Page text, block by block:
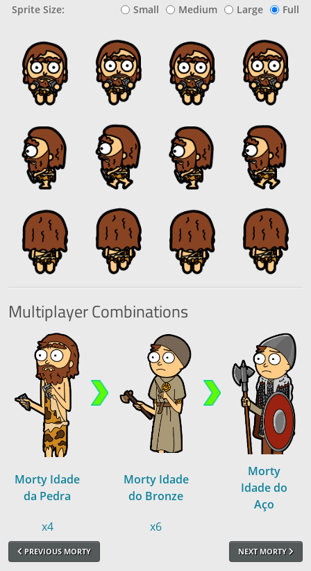
Sprite Size: Small Medium Large Full
MultiplayerCombinations
Morty Idade
da Pedra
Morty Idade
do Bronze
Morty
Idade do
Aço
x4
x6
PREVIOUS MORTY NEXT MORTY